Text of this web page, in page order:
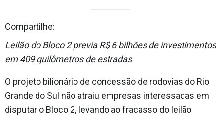
Compartilhe:
Leilão do Bloco 2 previa R$ 6 bilhões de investimentos
em 409 quilômetros de estradas
O projeto bilionário de concessão de rodovias do Rio
Grande do Sul não atraiu empresas interessadas em
disputar o Bloco 2, levando ao fracasso do leilão